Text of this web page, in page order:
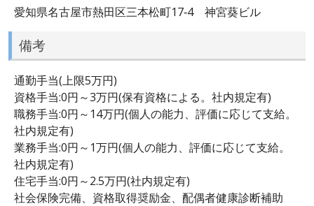
愛知県名古屋市熱田区三本松町17‐4 神宮葵ビル
備考
通勤手当(上限5万円)
資格手当:0円～3万円(保有資格による。社内規定有)
職務手当:0円～14万円(個人の能力、評価に応じて支給。
社内規定有)
業務手当:0円～1万円(個人の能力、評価に応じて支給。
社内規定有)
住宅手当:0円～2.5万円(社内規定有)
社会保険完備、資格取得奨励金、配偶者健康診断補助